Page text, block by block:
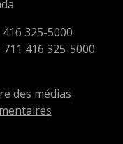
416 325-5000
711 416 325-5000
des médias